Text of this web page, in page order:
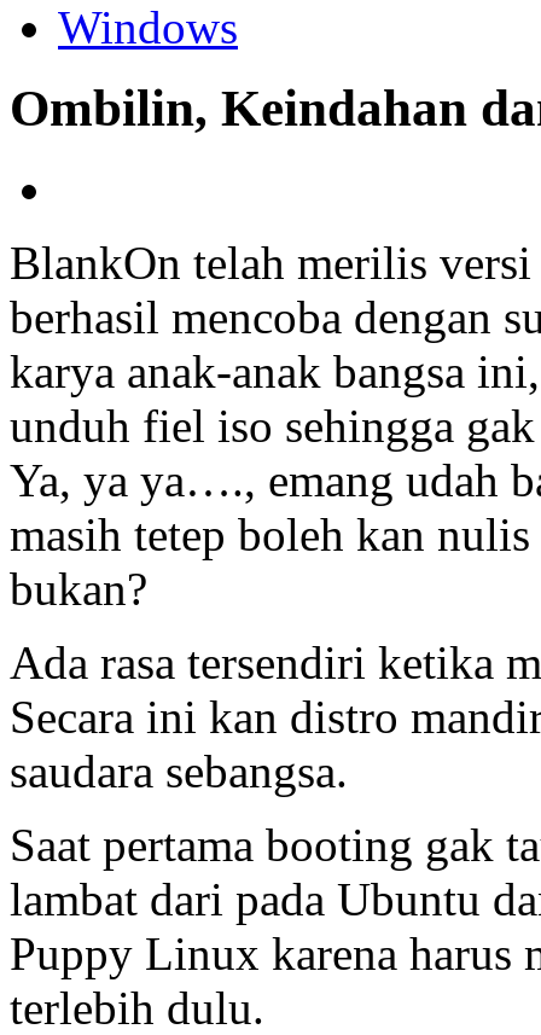
Windows
Ombilin, Keindahan
BlankOn telah merilis
berhasil mencoba dengan
karya anak-anak bangsa
unduh fiel iso sehingga
Ya, ya ya…., emang udah
masih tetep boleh kan
bukan?
Ada rasa tersendiri ketika
Secara ini kan distro
saudara sebangsa.
Saat pertama booting gak
lambat dari pada Ubuntu
Puppy Linux karena harus
terlebih dulu.